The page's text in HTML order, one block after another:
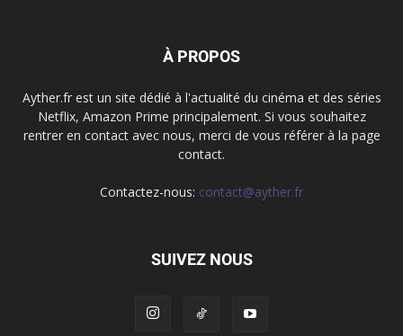
À PROPOS
Ayther.fr est un site dédié à l'actualité du cinéma et des séries
Netflix, Amazon Prime principalement. Si vous souhaitez
rentrer en contact avec nous, merci de vous référer à la page
contact.
Contactez-nous: contact@ayther.fr
SUIVEZ NOUS